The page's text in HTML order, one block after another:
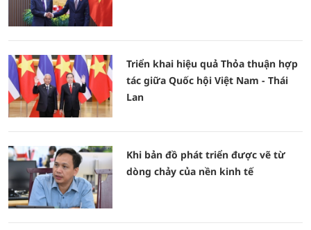
Triển khai hiệu quả Thỏa thuận hợp
tác giữa Quốc hội Việt Nam - Thái
Lan
Khi bản đồ phát triển được vẽ từ
dòng chảy của nền kinh tế